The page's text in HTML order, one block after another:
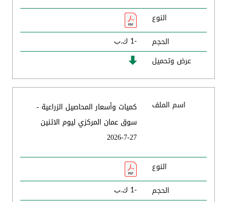
النوع
الحجم
-1 ك.ب
عرض وتحميل
اسم الملف
كميات وأسعار المحاصيل الزراعية -
سوق عمان المركزي ليوم الاثنين
27-7-2026
النوع
الحجم
-1 ك.ب